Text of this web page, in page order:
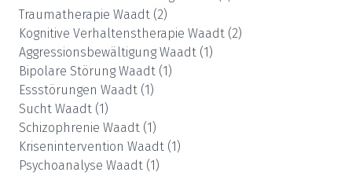
Traumatherapie Waadt (2)
Kognitive Verhaltenstherapie Waadt (2)
Aggressionsbewältigung Waadt (1)
Bipolare Störung Waadt (1)
Essstörungen Waadt (1)
Sucht Waadt (1)
Schizophrenie Waadt (1)
Krisenintervention Waadt (1)
Psychoanalyse Waadt (1)